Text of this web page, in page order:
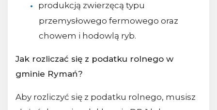
produkcją zwierzęcą typu
przemysłowego fermowego oraz
chowem i hodowlą ryb.
Jak rozliczać się z podatku rolnego w
gminie Rymań?
Aby rozliczyć się z podatku rolnego, musisz